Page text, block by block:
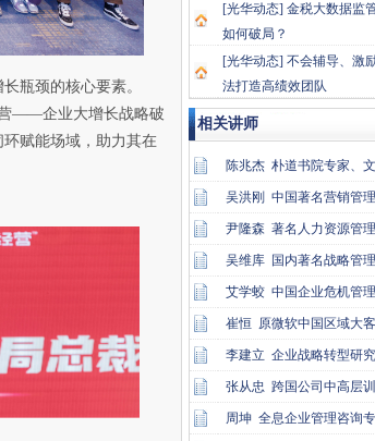
瓶颈的核心要素。
营——企业大增长战略破
赋能场域，助力其在
[光华动态] 金税大数据监
如何破局？
[光华动态] 不会辅导、激
法打造高绩效团队
相关讲师
陈兆杰 朴道书院专家、
吴洪刚 中国著名营销管
尹隆森 著名人力资源管
吴维库 国内著名战略管
艾学蛟 中国企业危机管
崔恒 原微软中国区域大
李建立 企业战略转型研
张从忠 跨国公司中高层
周坤 全息企业管理咨询